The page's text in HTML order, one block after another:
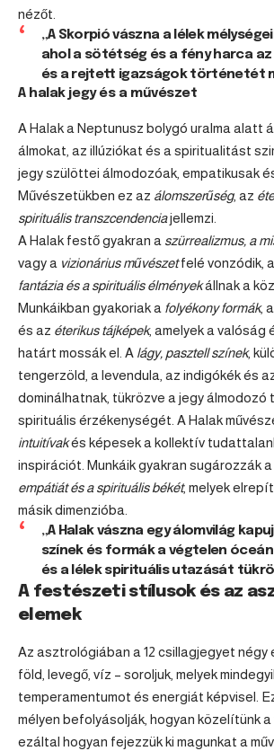
nézőt.
„A Skorpió vászna a lélek
ahol a sötétség és a fény harca
és a rejtett igazságok történetét
A halak jegy és a művészet
A Halak a Neptunusz bolygó uralma alatt
álmokat, az illúziókat és a spiritualitást
jegy szülöttei álmodozóak, empatikusak
Művészetükben ez az álomszerűség, az
spirituális transzcendenciajellemzi.
A Halak festő gyakran a szürrealizmus, a
vagy a vizionárius művészetfelé vonzódik,
fantázia és a spirituális élményekállnak a
Munkáikban gyakoriak a folyékony formák, a
és az éterikus tájképek, amelyek a valóság
határt mossák el. A lágy, pasztell színek,
tengerzöld, a levendula, az indigókék és
dominálhatnak, tükrözve a jegy
spirituális érzékenységét. A Halak
intuitívakés képesek a kollektív
inspirációt. Munkáik gyakran sugározzák a
empátiát és a spirituális békét, melyek
másik dimenzióba.
„A Halak vászna egy álomvilág
színek és formák a végtelen
és a lélek spirituális utazását
A festészeti stílusok és az
elemek
Az asztrológiában a 12 csillagjegyet négy
föld, levegő, víz – soroljuk, melyek
temperamentumot és energiát képvisel.
mélyen befolyásolják, hogyan közelítünk a
ezáltal hogyan fejezzük ki magunkat a